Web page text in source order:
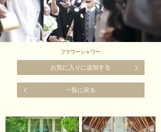
フラワーシャワー
お気に入りに追加する
一覧に戻る